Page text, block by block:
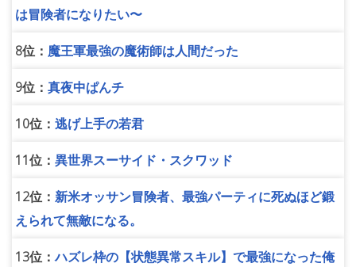
は冒険者になりたい〜
8位： 魔王軍最強の魔術師は人間だった
9位： 真夜中ぱんチ
10位： 逃げ上手の若君
11位： 異世界スーサイド・スクワッド
12位： 新米オッサン冒険者、最強パーティに死ぬほど鍛
えられて無敵になる。
13位：ハズレ枠の【状態異常スキル】で最強になった俺